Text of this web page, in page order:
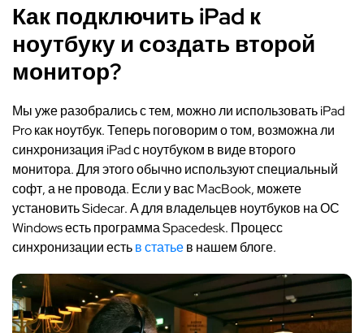
Как подключить iPad к
ноутбуку и создать второй
монитор?
Мы уже разобрались с тем, можно ли использовать iPad
Pro как ноутбук. Теперь поговорим о том, возможна ли
синхронизация iPad с ноутбуком в виде второго
монитора. Для этого обычно используют специальный
софт, а не провода. Если у вас MacBook, можете
установить Sidecar. А для владельцев ноутбуков на ОС
Windows есть программа Spacedesk. Процесс
синхронизации естьв статьев нашем блоге.